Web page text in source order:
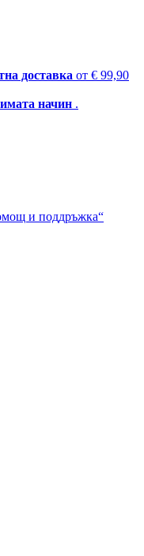
доставка от € 99,90
начин .
и поддръжка“